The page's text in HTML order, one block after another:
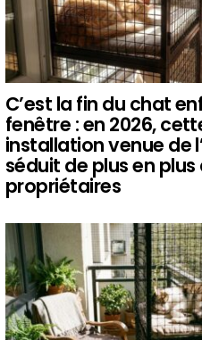
C’est la fin du chat
fenêtre : en 2026,
installation venue de
séduit de plus en plus
propriétaires